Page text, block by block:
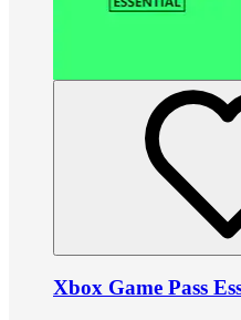
Xbox Game Pass